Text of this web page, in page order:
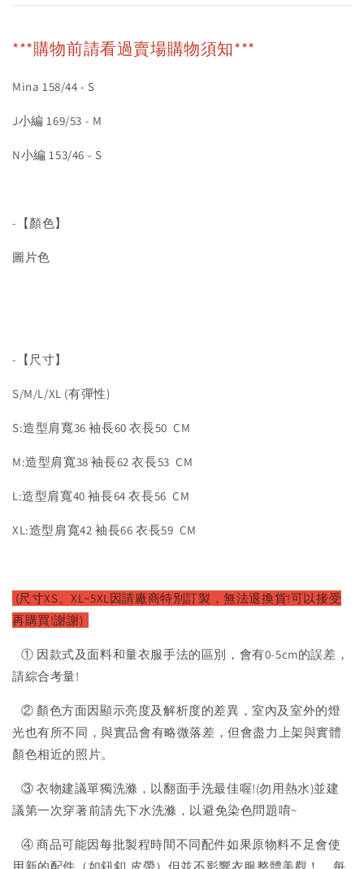
***購物前請看過賣場購物須知***
Mina 158/44 - S
J小編 169/53 - M
N小編 153/46 - S
-【顏色】
圖片色
-【尺寸】
S/M/L/XL (有彈性)
S:造型肩寬36 袖長60 衣長50 CM
M:造型肩寬38 袖長62 衣長53 CM
L:造型肩寬40 袖長64 衣長56 CM
XL:造型肩寬42 袖長66 衣長59 CM
(尺寸XS、XL~5XL因請廠商特別訂製，無法退換貨!可以接受
再購買!謝謝)
① 因款式及面料和量衣服手法的區別，會有0-5cm的誤差，
請綜合考量!
② 顏色方面因顯示亮度及解析度的差異，室內及室外的燈
光也有所不同，與實品會有略微落差，但會盡力上架與實體
顏色相近的照片。
③ 衣物建議單獨洗滌，以翻面手洗最佳喔!(勿用熱水)並建
議第一次穿著前請先下水洗滌，以避免染色問題唷~
④ 商品可能因每批製程時間不同配件如果原物料不足會使